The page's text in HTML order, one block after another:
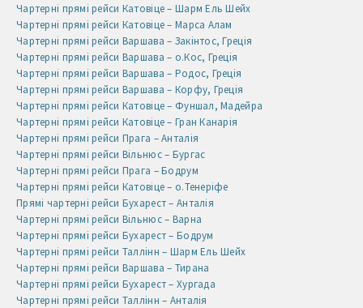
Чартерні прямі рейси Катовіце – Шарм Ель Шейх
Чартерні прямі рейси Катовіце – Марса Алам
Чартерні прямі рейси Варшава – Закінтос, Греція
Чартерні прямі рейси Варшава – о.Кос, Греція
Чартерні прямі рейси Варшава – Родос, Греція
Чартерні прямі рейси Варшава – Корфу, Греція
Чартерні прямі рейси Катовіце – Фуншал, Мадейра
Чартерні прямі рейси Катовіце – Гран Канарія
Чартерні прямі рейси Прага – Анталія
Чартерні прямі рейси Вільнюс – Бургас
Чартерні прямі рейси Прага – Бодрум
Чартерні прямі рейси Катовіце – о.Тенеріфе
Прямі чартерні рейси Бухарест – Анталія
Чартерні прямі рейси Вільнюс – Варна
Чартерні прямі рейси Бухарест – Бодрум
Чартерні прямі рейси Таллінн – Шарм Ель Шейх
Чартерні прямі рейси Варшава – Тирана
Чартерні прямі рейси Бухарест – Хургада
Чартерні прямі рейси Таллінн – Анталія